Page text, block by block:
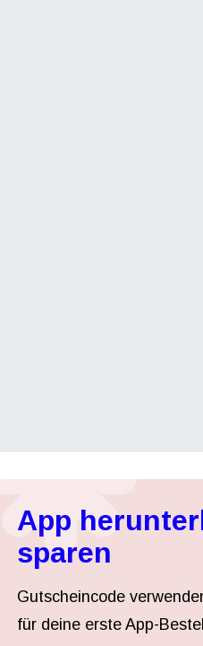
App
sparen
Gutscheincode
für deine erste App-